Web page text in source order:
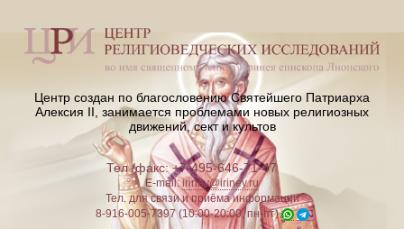
Центр создан по благословению Святейшего Патриарха
Алексия II, занимается проблемами новых религиозных
движений, сект и культов
Тел./факс: +7-495-646-71-47
E-mail:iriney@iriney.ru
Тел. для связи и приёма информации
8-916-005-7397 (10:00-20:00, пн-пт)